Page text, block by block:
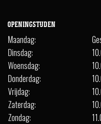
OPENINGSTIJDEN
Maandag:
Dinsdag:
Woensdag:
Donderdag:
Vrijdag:
Zaterdag:
Zondag: